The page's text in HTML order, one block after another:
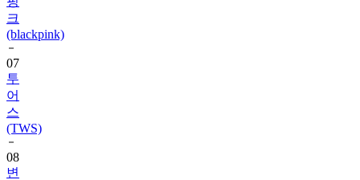
크
(blackpink)
07
투
어
스
(TWS)
08
변